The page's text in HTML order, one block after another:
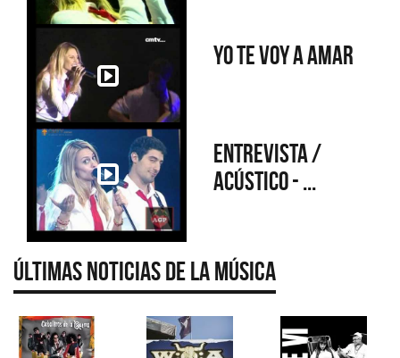
Yo te voy a amar
Entrevista /
Acústico - ...
Últimas Noticias de la Música